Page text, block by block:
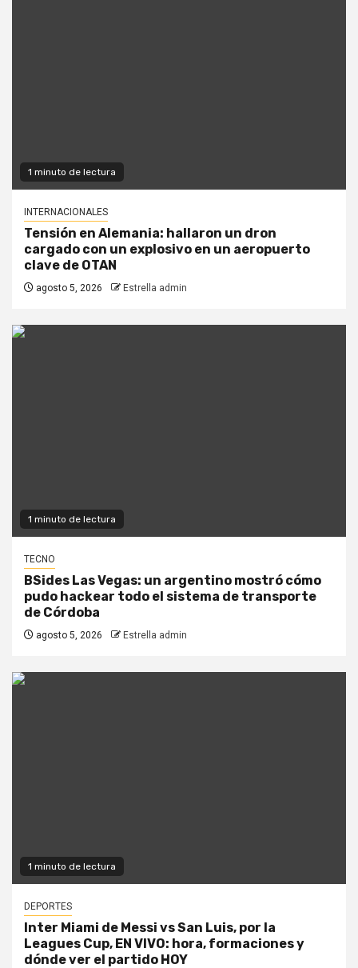
1 minuto de lectura
INTERNACIONALES
Tensión en Alemania: hallaron un dron
cargado con un explosivo en un aeropuerto
clave de OTAN
agosto 5, 2026 Estrella admin
1 minuto de lectura
TECNO
BSides Las Vegas: un argentino mostró cómo
pudo hackear todo el sistema de transporte
de Córdoba
agosto 5, 2026 Estrella admin
1 minuto de lectura
DEPORTES
Inter Miami de Messi vs San Luis, por la
Leagues Cup, EN VIVO: hora, formaciones y
dónde ver el partido HOY